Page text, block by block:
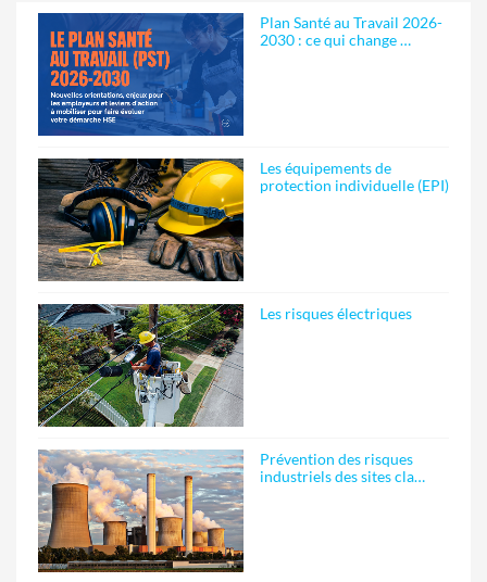
Plan Santé au Travail 2026-
2030 : ce qui change …
Les équipements de
protection individuelle (EPI)
Les risques électriques
Prévention des risques
industriels des sites cla…